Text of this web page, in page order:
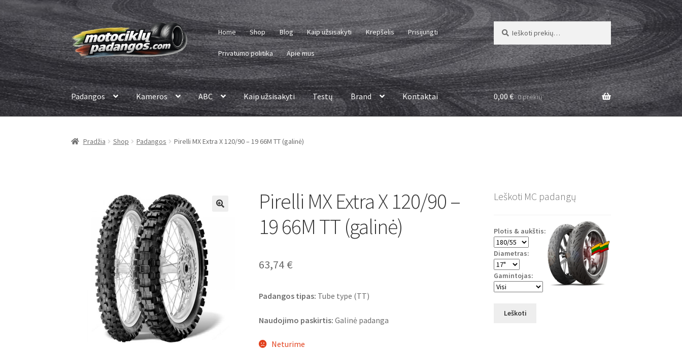
Pereiti
prie
meniu
Pereiti
prie
turinio
Home Shop Blog Kaip užsisakyti Krepšelis Prisijungti
Privatumo politika Apie mus
Ieškoti:
Ieškoti
Padangos Kameros ABC Kaip užsisakyti Testų Brand Kontaktai 0,00€ 0 prekių
Pradžia Shop Padangos Pirelli MX Extra X 120/90 – 19 66M TT (galinė)
Pirelli MX Extra X 120/90 –
19 66M TT (galinė)
63,74 €
Padangos tipas: Tube type (TT)
Naudojimo paskirtis: Galinė padanga
Neturime
Leškoti MC padangų
Plotis & aukštis:
Diametras:
Gamintojas:
Leškoti